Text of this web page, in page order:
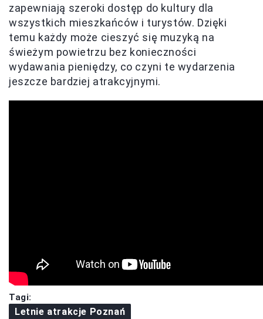
zapewniają szeroki dostęp do kultury dla
wszystkich mieszkańców i turystów. Dzięki
temu każdy może cieszyć się muzyką na
świeżym powietrzu bez konieczności
wydawania pieniędzy, co czyni te wydarzenia
jeszcze bardziej atrakcyjnymi.
Tagi:
Letnie atrakcje Poznań